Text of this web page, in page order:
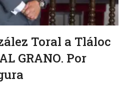
Toral a Tláloc
GRANO. Por